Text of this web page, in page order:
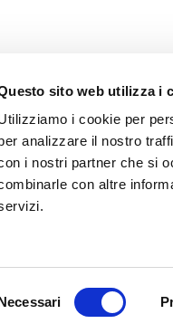
sito web utilizza i
i cookie per
analizzare il nostro
i nostri partner che si
con altre
Azienda Bergamasca
e P. IVA 03240540165 -